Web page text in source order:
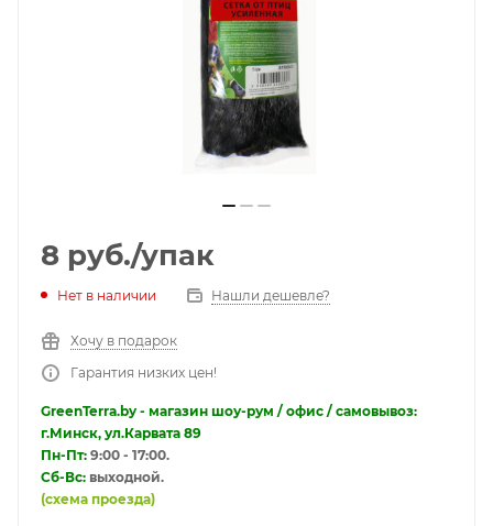
8 руб./упак
Нет в наличии Нашли дешевле?
Хочу в подарок
Гарантия низких цен!
GreenTerra.by - магазин шоу-рум / офис / самовывоз:
г.Минск, ул.Карвата 89
Пн-Пт: 9:00 - 17:00.
Сб-Вс: выходной.
(схема проезда)